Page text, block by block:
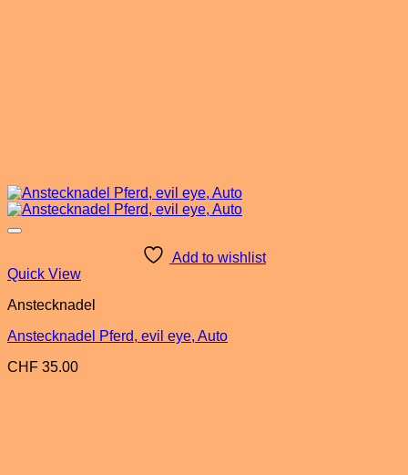
Add to wishlist
Quick View
Anstecknadel
Anstecknadel Pferd, evil eye, Auto
CHF 35.00